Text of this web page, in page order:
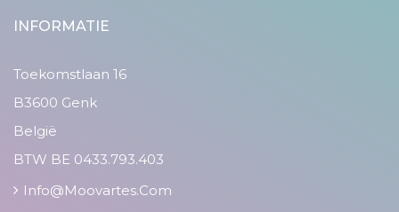
INFORMATIE
Toekomstlaan 16
B3600 Genk
België
BTW BE 0433.793.403
Info@moovartes.com